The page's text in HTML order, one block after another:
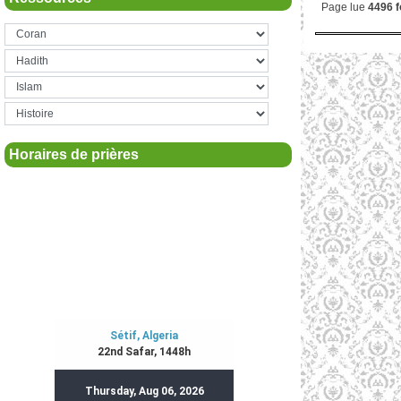
Horaires de prières
Page lue 4496